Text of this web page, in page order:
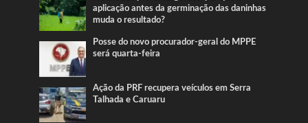
aplicação antes da germinação das daninhas
muda o resultado?
Posse do novo procurador-geral do MPPE
será quarta-feira
Ação da PRF recupera veículos em Serra
Talhada e Caruaru